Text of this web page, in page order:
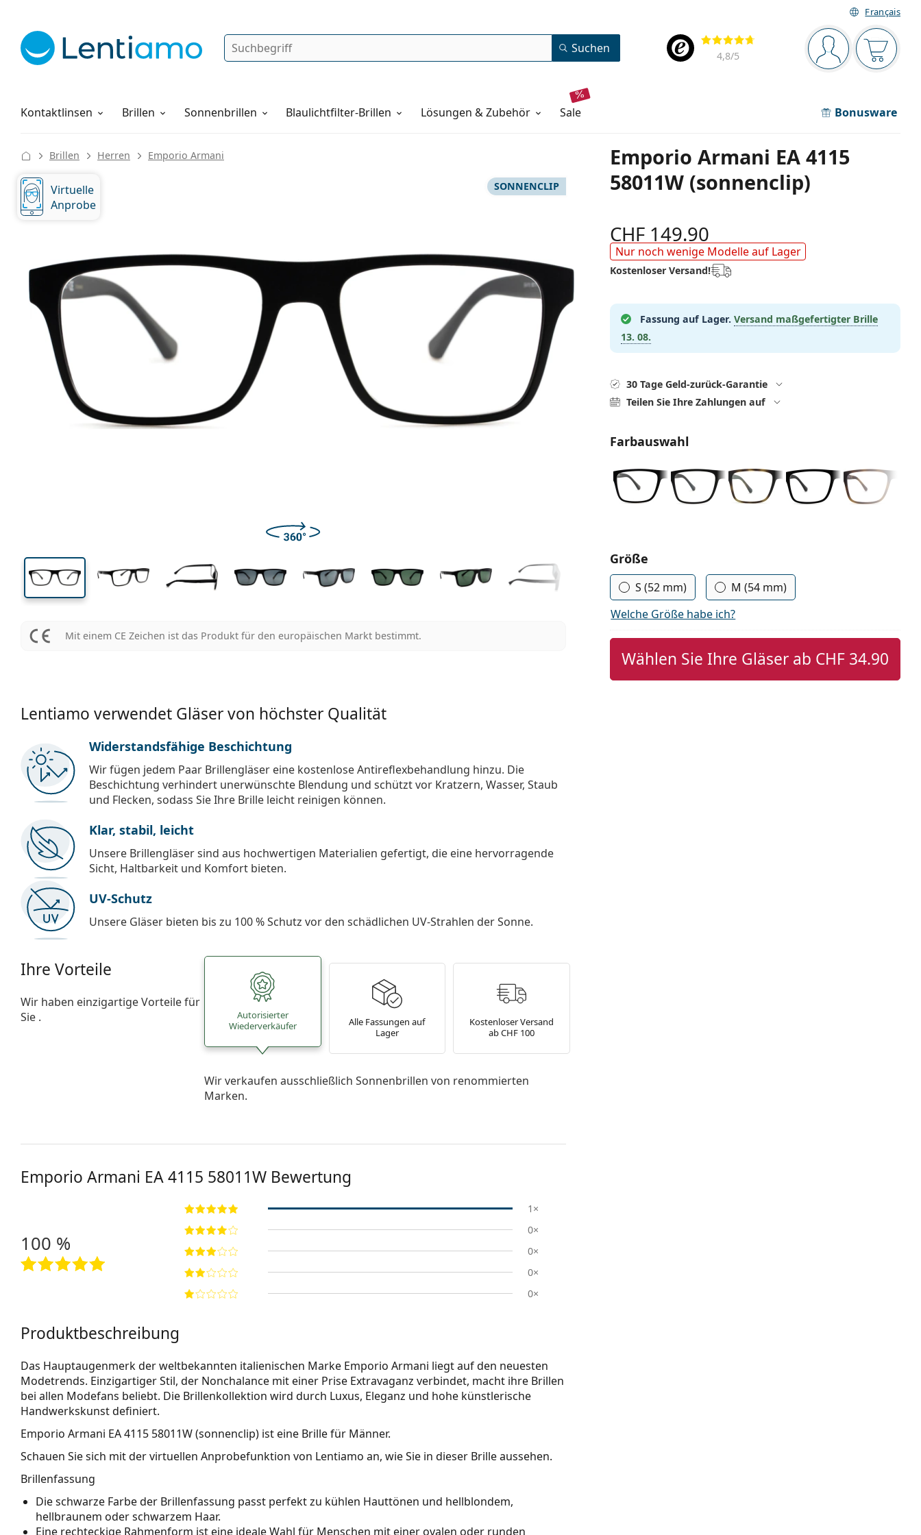
Français
Navigationsleiste
Sie sind Der
Bewertung
4,8/5
Suche Suchen
Kontaktlinsen
Pflegemittel Brillen Sonnenbrillen Blaulichtfilter-Brillen Lösungen & Zubehör sale Bonusware
Alles über den Einkauf
Emporio Armani EA 4115
58011W (sonnenclip)
Brillen Herren Emporio Armani
SONNENCLIP
Virtuelle
Anprobe
Mit einem CE Zeichen ist das Produkt für den europäischen Markt bestimmt.
CHF 149.90
Nur noch wenige Modelle auf Lager
Kostenloser Versand!
Fassung auf Lager. Versand maßgefertigter Brille
13. 08.
30 Tage Geld-zurück-Garantie
Teilen Sie Ihre Zahlungen auf
Farbauswahl
Parameter wählen
Größe
S (52 mm)
M (54 mm)
Welche Größe habe ich?
Wählen Sie Ihre Gläser ab CHF 34.90
Lentiamo verwendet Gläser von höchster Qualität
Widerstandsfähige Beschichtung
Wir fügen jedem Paar Brillengläser eine kostenlose Antireflexbehandlung hinzu. Die
Beschichtung verhindert unerwünschte Blendung und schützt vor Kratzern, Wasser, Staub
und Flecken, sodass Sie Ihre Brille leicht reinigen können.
Klar, stabil, leicht
Unsere Brillengläser sind aus hochwertigen Materialien gefertigt, die eine hervorragende
Sicht, Haltbarkeit und Komfort bieten.
UV-Schutz
Unsere Gläser bieten bis zu 100 % Schutz vor den schädlichen UV-Strahlen der Sonne.
Ihre Vorteile
Wir haben einzigartige Vorteile für
Sie .
Autorisierter
Wiederverkäufer
Alle Fassungen auf
Lager
Kostenloser Versand
ab CHF 100
Wir verkaufen ausschließlich Sonnenbrillen von renommierten
Marken.
Emporio Armani EA 4115 58011W Bewertung
100 %
1×
0×
0×
0×
0×
Produktbeschreibung
Das Hauptaugenmerk der weltbekannten italienischen Marke Emporio Armani liegt auf den neuesten
Modetrends. Einzigartiger Stil, der Nonchalance mit einer Prise Extravaganz verbindet, macht ihre Brillen
bei allen Modefans beliebt. Die Brillenkollektion wird durch Luxus, Eleganz und hohe künstlerische
Handwerkskunst definiert.
Emporio Armani EA 4115 58011W (sonnenclip) ist eine Brille für Männer.
Schauen Sie sich mit der virtuellen Anprobefunktion von Lentiamo an, wie Sie in dieser Brille aussehen.
Brillenfassung
Die schwarze Farbe der Brillenfassung passt perfekt zu kühlen Hauttönen und hellblondem,
hellbraunem oder schwarzem Haar.
Eine rechteckige Rahmenform ist eine ideale Wahl für Menschen mit einer ovalen oder runden